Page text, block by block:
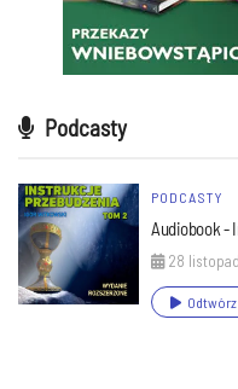
Podcasty
PODCASTY
Audiobook -
28
Odtwórz